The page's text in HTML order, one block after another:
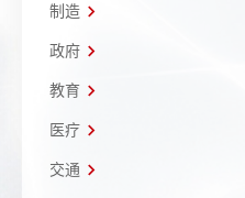
制造
政府
教育
医疗
交通